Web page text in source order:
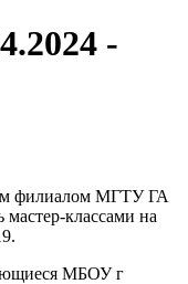
-
филиалом МГТУ ГА
мастер-классами на
МБОУ г